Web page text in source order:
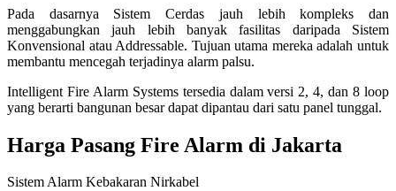
Pada dasarnya Sistem Cerdas jauh lebih kompleks dan
menggabungkan jauh lebih banyak fasilitas daripada Sistem
Konvensional atau Addressable. Tujuan utama mereka adalah untuk
membantu mencegah terjadinya alarm palsu.
Intelligent Fire Alarm Systems tersedia dalam versi 2, 4, dan 8 loop
yang berarti bangunan besar dapat dipantau dari satu panel tunggal.
Harga Pasang Fire Alarm di Jakarta
Sistem Alarm Kebakaran Nirkabel